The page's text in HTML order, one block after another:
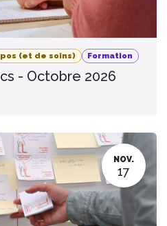
(et de soins) Formation
- Octobre 2026
NOV.
17